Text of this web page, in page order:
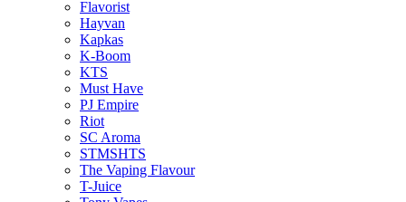
Flavorist
Hayvan
Kapkas
K-Boom
KTS
Must Have
PJ Empire
Riot
SC Aroma
STMSHTS
The Vaping Flavour
T-Juice